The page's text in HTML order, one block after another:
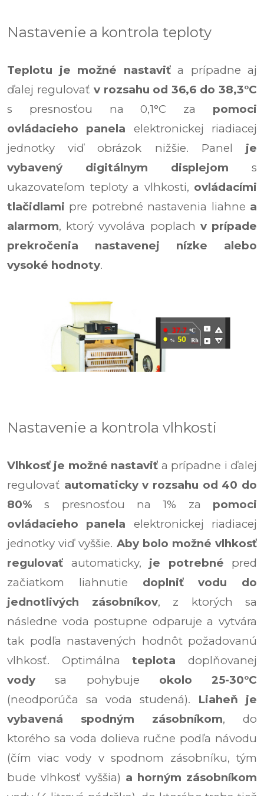
Nastavenie a kontrola teploty
Teplotu je možné nastaviťa prípadne aj
ďalej regulovať v rozsahu od 36,6 do 38,3°C
s presnosťou na 0,1°C za pomoci
ovládacieho panela elektronickej riadiacej
jednotky viď obrázok nižšie. Panel je
vybavený digitálnym displejom s
ukazovateľom teploty a vlhkosti, ovládacími
tlačidlami pre potrebné nastavenia liahne a
alarmom, ktorý vyvoláva poplach v prípade
prekročenia nastavenej nízke alebo
vysoké hodnoty.
Nastavenie a kontrola vlhkosti
Vlhkosť je možné nastaviť a prípadne i ďalej
regulovať automaticky v rozsahu od 40 do
80% s presnosťou na 1% za pomoci
ovládacieho panela elektronickej riadiacej
jednotky viď vyššie. Aby bolo možné vlhkosť
regulovať automaticky, je potrebné pred
začiatkom liahnutie doplniť vodu
do
jednotlivých zásobníkov, z ktorých sa
následne voda postupne odparuje a vytvára
tak podľa nastavených hodnôt požadovanú
vlhkosť. Optimálnateplota doplňovanej
vody sa pohybuje okolo 25-30°C
(neodporúča sa voda studená). Liaheň je
vybavená spodným zásobníkom, do
ktorého sa voda dolieva ručne podľa návodu
(čím viac vody v spodnom zásobníku, tým
bude vlhkosť vyššia) a horným zásobníkom